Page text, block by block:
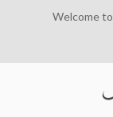
Welcome